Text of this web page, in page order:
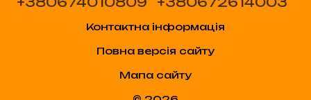
Контактна інформація
Повна версія сайту
Мапа сайту